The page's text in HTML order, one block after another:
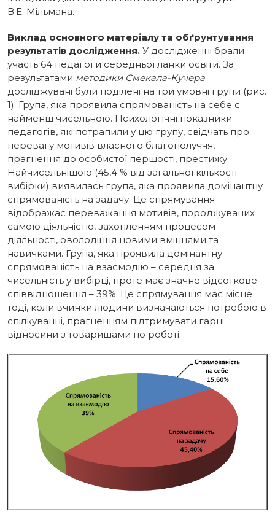
В.Е. Мільмана.
Виклад основного матеріалу та обґрунтування
результатів дослідження. У дослідженні брали
участь 64 педагоги середньої ланки освіти. За
результатами методики Смекала-Кучера
досліджувані були поділені на три умовні групи (рис.
1). Група, яка проявила спрямованість на себе є
найменш чисельною. Психологічні показники
педагогів, які потрапили у цю групу, свідчать про
перевагу мотивів власного благополуччя,
прагнення до особистої першості, престижу.
Найчисельнішою (45,4 % від загальної кількості
вибірки) виявилась група, яка проявила домінантну
спрямованість на задачу. Це спрямування
відображає переважання мотивів, породжуваних
самою діяльністю, захопленням процесом
діяльності, оволодіння новими вміннями та
навичками. Група, яка проявила домінантну
спрямованість на взаємодію – середня за
чисельність у вибірці, проте має значне відсоткове
співвідношення – 39%. Це спрямування має місце
тоді, коли вчинки людини визначаються потребою в
спілкуванні, прагненням підтримувати гарні
відносини з товаришами по роботі.